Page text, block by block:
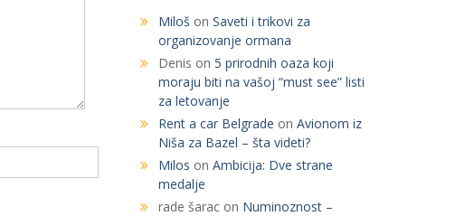
Miloš on Saveti i trikovi za
organizovanje ormana
Denis on 5 prirodnih oaza koji
moraju biti na vašoj “must see” listi
za letovanje
Rent a car Belgrade on Avionom iz
Niša za Bazel – šta videti?
Milos on Ambicija: Dve strane
medalje
rade šaracon Numinoznost –